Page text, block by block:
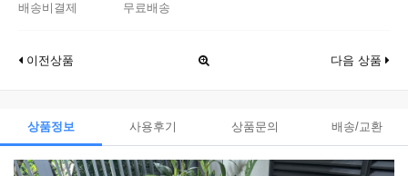
배송비결제
무료배송
이전상품 다음 상품
상품정보 사용후기 상품문의 배송/교환